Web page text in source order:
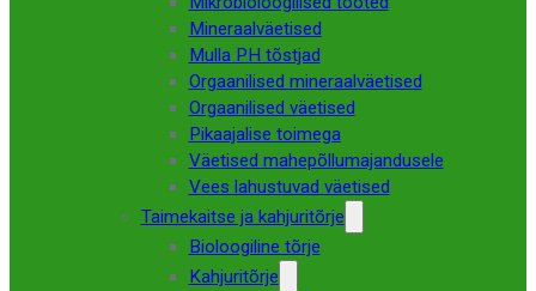
Mineraalväetised
Mulla PH tõstjad
Orgaanilised mineraalväetised
Orgaanilised väetised
Pikaajalise toimega
Väetised mahepõllumajandusele
Vees lahustuvad väetised
Taimekaitse ja kahjuritõrje
Bioloogiline tõrje
Kahjuritõrje